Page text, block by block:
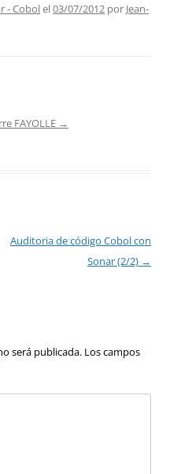
- Cobolel03/07/2012 por Jean-
FAYOLLE →
Auditoria de código Cobol con
Sonar (2/2) →
será publicada. Los campos